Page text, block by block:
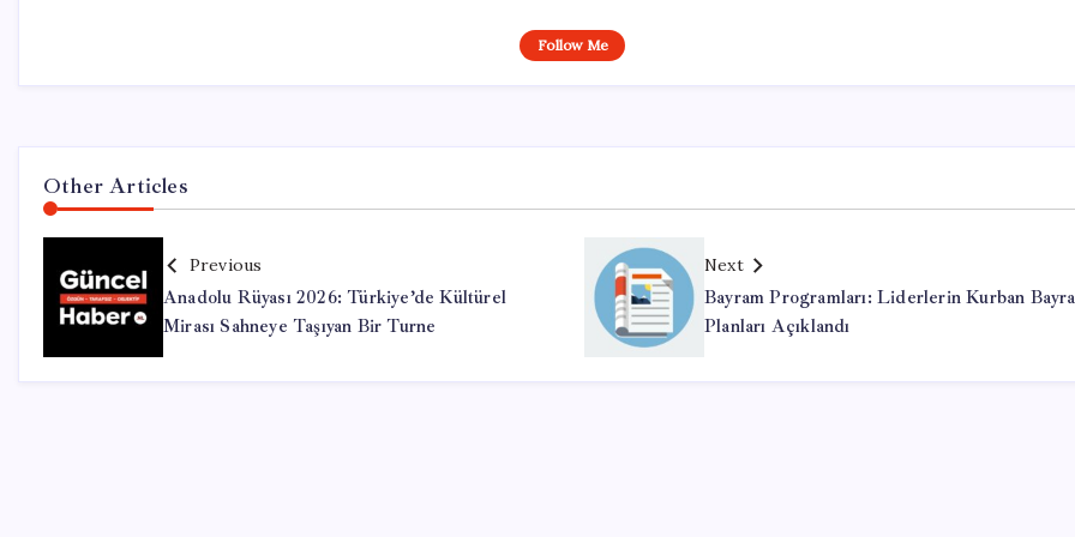
Follow Me
Other Articles
Previous
Anadolu Rüyası 2026: Türkiye’de Kültürel
Mirası Sahneye Taşıyan Bir Turne
Next
Bayram Programları: Liderlerin Kurban
Planları Açıklandı